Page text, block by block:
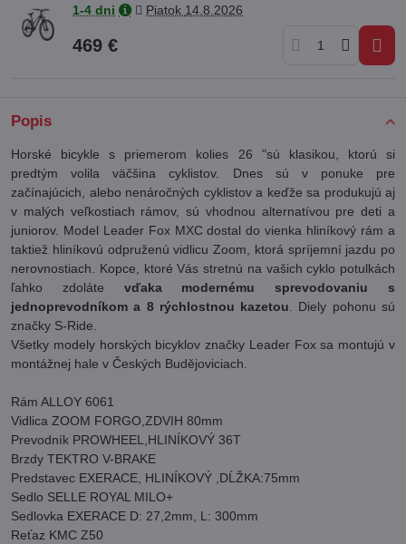
1-4 dni
Piatok 14.8.2026
469 €
Popis
Horské bicykle s priemerom kolies 26 "sú klasikou, ktorú si
predtým volila väčšina cyklistov. Dnes sú v ponuke pre
začínajúcich, alebo nenáročných cyklistov a keďže sa produkujú aj
v malých veľkostiach rámov, sú vhodnou alternatívou pre deti a
juniorov. Model Leader Fox MXC dostal do vienka hliníkový rám a
taktiež hliníkovú odpruženú vidlicu Zoom, ktorá spríjemní jazdu po
nerovnostiach. Kopce, ktoré Vás stretnú na vašich cyklo potulkách
ľahko zdoláte vďaka modernému sprevodovaniu s
jednoprevodníkom a 8 rýchlostnou kazetou. Diely pohonu sú
značky S-Ride.
Všetky modely horských bicyklov značky Leader Fox sa montujú v
montážnej hale v Českých Budějoviciach.
Rám ALLOY 6061
Vidlica ZOOM FORGO,ZDVIH 80mm
Prevodník PROWHEEL,HLINÍKOVÝ 36T
Brzdy TEKTRO V-BRAKE
Predstavec EXERACE, HLINÍKOVÝ ,DĹŽKA:75mm
Sedlo SELLE ROYAL MILO+
Sedlovka EXERACE D: 27,2mm, L: 300mm
Reťaz KMC Z50